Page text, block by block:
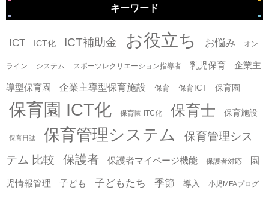
キーワード
タグ
ICT ICT化 ICT補助金 お役立ち お悩み オン
ライン システム スポーツレクリエーション指導者 乳児保育 企業主
導型保育園 企業主導型保育施設 保育 保育ICT 保育園
保育園 ICT化 保育園 ITC化 保育士 保育施設
保育日誌 保育管理システム
保育管理シス
テム 比較
保護者 保護者マイページ機能 保護者対応 園
児情報管理 子ども 子どもたち 季節 導入 小児MFAプログ